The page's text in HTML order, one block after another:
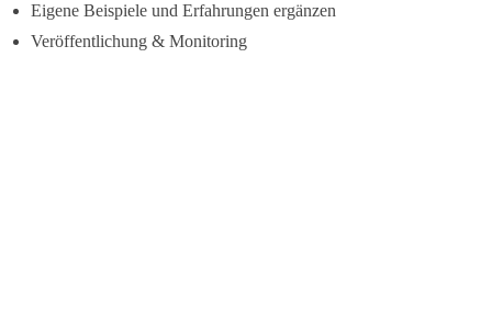
Eigene Beispiele und Erfahrungen ergänzen
Veröffentlichung & Monitoring